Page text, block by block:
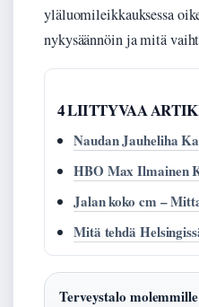
yläluomileikkauksessa
nykysäännöin ja mitä
4 LIITTYVAA
Naudan Jauheliha
HBO Max Ilmainen
Jalan koko cm –
Mitä tehdä
Terveystalo